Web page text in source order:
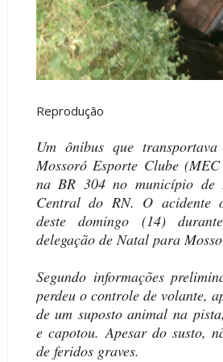
Reprodução
Um ônibus que
Mossoró Esporte Clube
na BR 304 no município de
Central do RN. O acidente
deste domingo (14)
delegação de Natal para
Segundo informações
perdeu o controle de volante,
de um suposto animal na
e capotou. Apesar do susto,
de feridos graves.